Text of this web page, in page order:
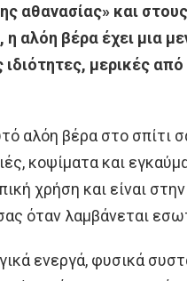
αθανασίας» και στους
αλόη βέρα έχει μια
μερικές από
αλόη βέρα στο σπίτι
κοψίματα και
χρήση και είναι στην
όταν λαμβάνεται
ενεργά, φυσικά